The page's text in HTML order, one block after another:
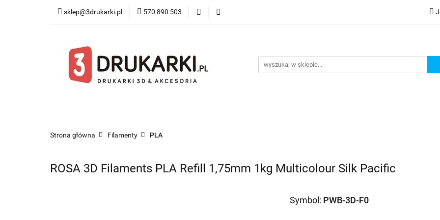
sklep@3drukarki.pl 570 890 503
Blog Bestsellery
Strona główna Filamenty PLA
ROSA 3D Filaments PLA Refill 1,75mm 1kg Multicolour Silk Pacific
Symbol: PWB-3D-F0